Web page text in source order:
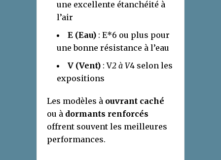
une excellente étanchéité à
l’air
E (Eau) : E*6 ou plus pour
une bonne résistance à l’eau
V (Vent) : V2 à V4 selon les
expositions
Les modèles à ouvrant caché
ou à dormants renforcés
offrent souvent les meilleures
performances.